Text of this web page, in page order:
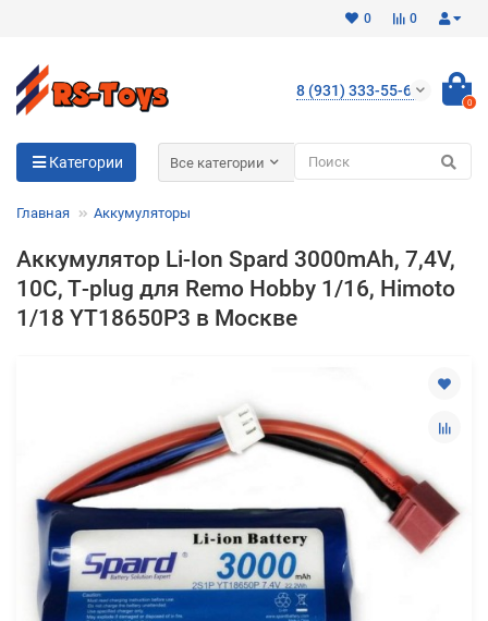
0
0
8 (931) 333-55-65
0
Категории Все категории
Главная Аккумуляторы
Аккумулятор Li-Ion Spard 3000mAh, 7,4V,
10C, T‐plug для Remo Hobby 1/16, Himoto
1/18 YT18650P3 в Москве
Разбейте
без переплат
Добавляйте товары
в корзину